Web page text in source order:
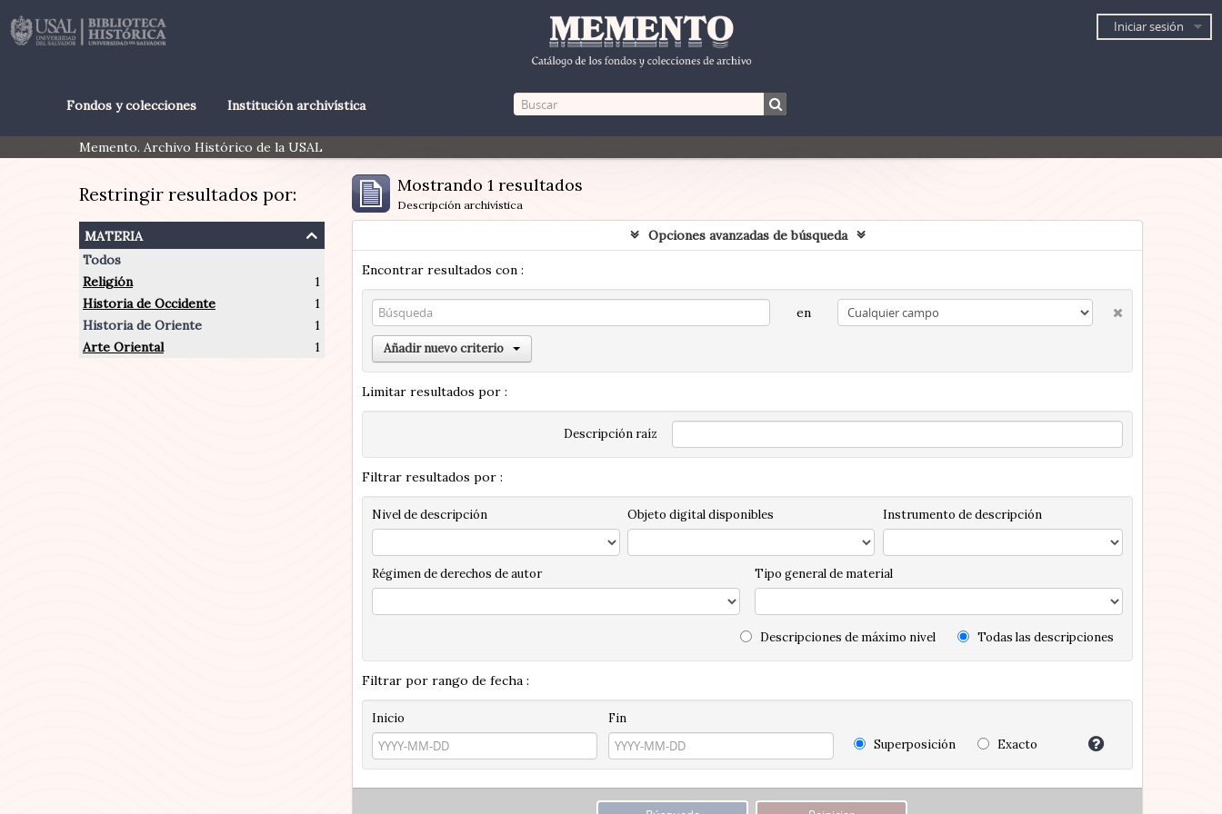
Iniciar sesión
Fondos y colecciones Institución archivística
Memento. Archivo Histórico de la USAL
Restringir resultados por:
materia
Todos
Religión
1
Historia de Occidente
1
Historia de Oriente
1
Arte Oriental
1
Mostrando 1 resultados
Descripción archivística
Opciones avanzadas de búsqueda
Encontrar resultados con :
en
Añadir nuevo criterio
Limitar resultados por :
Descripción raíz
Filtrar resultados por :
Nivel de descripción Objeto digital disponibles Instrumento de descripción
Régimen de derechos de autor Tipo general de material
Descripciones de máximo nivel Todas las descripciones
Filtrar por rango de fecha :
Inicio
Fin
Superposición
Exacto